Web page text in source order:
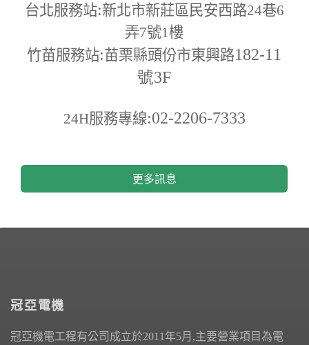
台北服務站:新北市新莊區民安西路24巷6
弄7號1樓
竹苗服務站:苗栗縣頭份市東興路182-11
號3F
24H服務專線:02-2206-7333
更多訊息
冠亞電機
冠亞機電工程有公司成立於2011年5月,主要營業項目為電